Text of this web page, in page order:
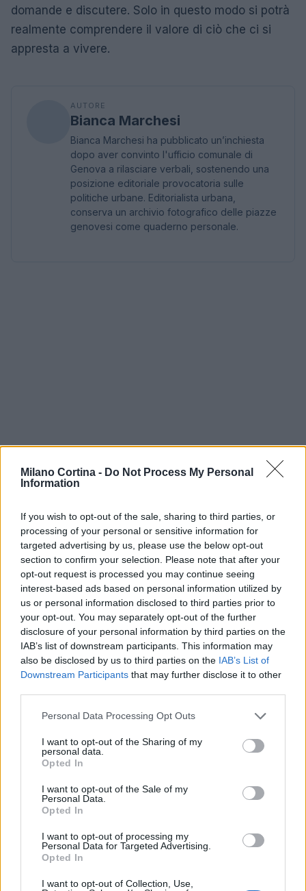
Milano Cortina - Do Not Process My Personal
Information
If you wish to opt-out of the sale, sharing to third parties, or
processing of your personal or sensitive information for
targeted advertising by us, please use the below opt-out
section to confirm your selection. Please note that after your
opt-out request is processed you may continue seeing
interest-based ads based on personal information utilized by
us or personal information disclosed to third parties prior to
your opt-out. You may separately opt-out of the further
disclosure of your personal information by third parties on the
IAB’s list of downstream participants. This information may
also be disclosed by us to third parties on the IAB’s List of
Downstream Participants that may further disclose it to other
Please note that this website/app uses one or more Google
not limited to your visit or usage behaviour. You may click to
grant or deny consent to Google and its third-party tags to
use your data for below specified purposes in below Google
consent section.
Personal Data Processing Opt Outs
I want to opt-out of the Sharing of my
personal data.
Opted In
I want to opt-out of the Sale of my
Personal Data.
Opted In
I want to opt-out of processing my
Personal Data for Targeted Advertising.
Opted In
I want to opt-out of Collection, Use,
domande e discutere. Solo in questo modo si potrà
realmente comprendere il valore di ciò che ci si
appresta a vivere.
AUTORE
Bianca Marchesi
Bianca Marchesi ha pubblicato un’inchiesta
dopo aver convinto l'ufficio comunale di
Genova a rilasciare verbali, sostenendo una
posizione editoriale provocatoria sulle
politiche urbane. Editorialista urbana,
conserva un archivio fotografico delle piazze
genovesi come quaderno personale.
Continua a leggere
NEWS
Don Antonio Mazzi: l’ultimo saluto a Milano tra
emozioni e canti
Marco Tessari · 3 Ago 2026